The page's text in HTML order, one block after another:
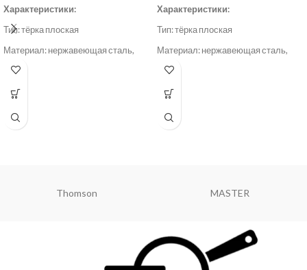
Характеристики:
Тип: тёрка плоская
Материал: нержавеющая сталь,
пластик
Характеристики:
Тип: тёрка плоская
Материал: нержавеющая сталь,
пластик
Thomson MASTER